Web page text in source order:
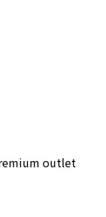
outlet